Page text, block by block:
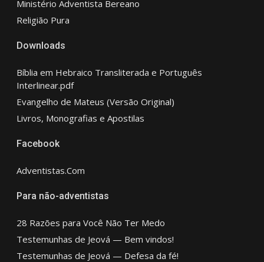
Ministério Adventista Bereano
Religião Pura
Downloads
Bíblia em Hebraico Transliterada e Português
Interlinear.pdf
Evangelho de Mateus (Versão Original)
Livros, Monografias e Apostilas
Facebook
Adventistas.Com
Para não-adventistas
28 Razões para Você Não Ter Medo
Testemunhas de Jeová — Bem vindos!
Testemunhas de Jeová — Defesa da fé!